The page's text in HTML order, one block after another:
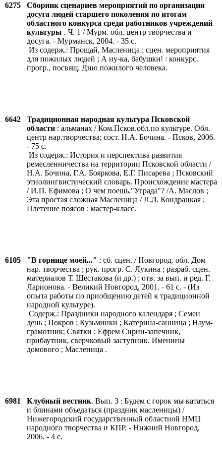
6275
Сборник сценариев мероприятий по организации
досуга людей старшего поколения по итогам
областного конкурса среди работников учреждений
культуры . Ч. 1 / Мурм. обл. центр творчества и
досуга. - Мурманск, 2004. - 35 с.
Из содерж.: Прощай, Масленица : сцен. мероприятия
для пожилых людей ; А ну-ка, бабушки! : конкурс.
прогр., посвящ. Дню пожилого человека.
6642
Традиционная народная культура Псковской
области : альманах / Ком.Псков.обл.по культуре. Обл.
центр нар.творчества; сост. Н.А. Бочина. - Псков, 2006.
- 75 с.
Из содерж.: История и перспектива развития
ремесленничества на территории Псковской области /
Н.А. Бочина, Г.А. Бояркова, Е.Г. Писарева ; Псковский
этнолингвистический словарь. Происхождение мастера
/ И.П. Ефимова ; О чем поешь,"Уграда"? /А. Маслов ;
Эта простая сложная Масленица / Л.Л. Кондрацкая ;
Плетение поясов : мастер-класс.
6105 "В горнице моей..." : сб. сцен. / Новгород. обл. Дом
нар. творчества ; рук. прогр. С. Лукина ; разраб. сцен.
материалов Т. Шестакова (и др.) ; отв. за вып. и ред. Г.
Ларионова. - Великий Новгород, 2001. - 61 с. - (Из
опыта работы по приобщению детей к традиционной
народной культуре).
Содерж.: Праздники народного календаря ; Семен
день ; Покров ; Кузьминки ; Катерина-санница ; Наум-
грамотник; Святки ; Ефрем Сирин-запечник,
прибаутник, сверчковый заступник. Именины
домового ; Масленица .
6981 Клубный вестник. Вып. 3 : Будем с горок мы кататься
и блинами объедаться (праздник масленицы) /
Нижегородский государственный областной НМЦ
народного творчества и КПР. - Нижний Новгород,
2006. - 4 с.